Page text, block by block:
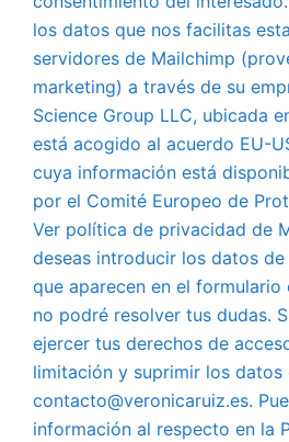
los datos que nos facilitas
servidores de Mailchimp
marketing) a través de su
Science Group LLC, ubicada
está acogido al acuerdo EU-
cuya información está
por el Comité Europeo de
Ver política de privacidad de
deseas introducir los datos
que aparecen en el
no podré resolver tus dudas.
ejercer tus derechos de
limitación y suprimir los datos
contacto@veronicaruiz.es.
información al respecto en la